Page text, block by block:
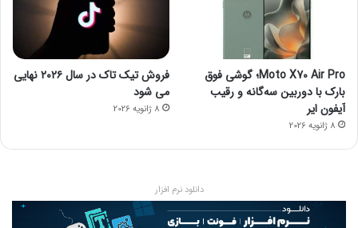
Moto X70 Air Pro؛ گوشی فوق
بارک با دوربین سه‌گانه و رقیب
آیفون ایر
8 ژانویه 2026
فروش تیک تاک در سال ۲۰۲۶ نهایی
می شود
8 ژانویه 2026
دانلود نرم افزار